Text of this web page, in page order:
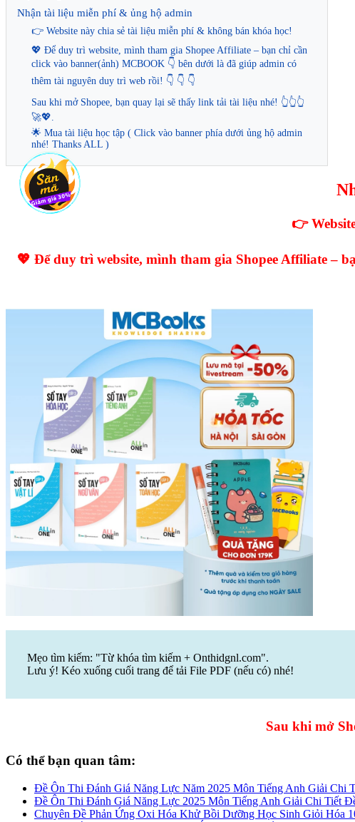
Nhận tài liệu miễn phí & ủng hộ admin
👉 Website này chia sẻ tài liệu miễn phí & không bán khóa học!
💖 Để duy trì website, mình tham gia Shopee Affiliate – bạn chỉ cần
click vào banner(ảnh) MCBOOK 👇 bên dưới là đã giúp admin có
thêm tài nguyên duy trì web rồi! 👇 👇 👇
Sau khi mở Shopee, bạn quay lại sẽ thấy link tải tài liệu nhé! 👆👆👆
🚀💖.
🌟 Mua tài liệu học tập ( Click vào banner phía dưới ủng hộ admin
nhé! Thanks ALL )
👉
💖 Để duy trì website, mình tham gia Shopee Affiliate –
Mẹo tìm kiếm: "Từ khóa tìm kiếm + Onthidgnl.com".
Lưu ý! Kéo xuống cuối trang để tải File PDF (nếu có) nhé!
Sau khi mở
Có thể bạn quan tâm:
Đề Ôn Thi Đánh Giá Năng Lực Năm 2025 Môn Tiếng Anh Giải Chi
Đề Ôn Thi Đánh Giá Năng Lực 2025 Môn Tiếng Anh Giải Chi Tiết
Chuyên Đề Phản Ứng Oxi Hóa Khử Bồi Dưỡng Học Sinh Giỏi Hóa